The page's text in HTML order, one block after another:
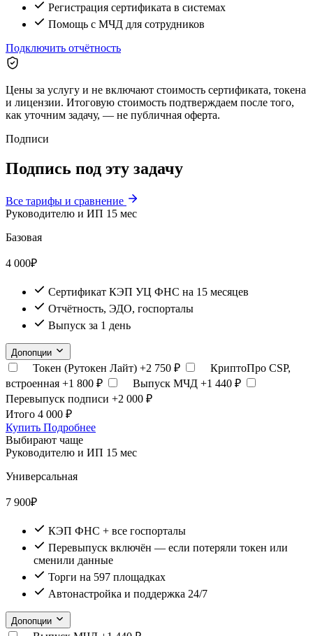
Регистрация сертификата в системах
Помощь с МЧД для сотрудников
Подключить отчётность
Цены за услугу и не включают стоимость сертификата, токена
и лицензии. Итоговую стоимость подтверждаем после того,
как уточним задачу, — не публичная оферта.
Подписи
Подпись под эту задачу
Все тарифы и сравнение
Руководителю и ИП 15 мес
Базовая
4 000₽
Сертификат КЭП УЦ ФНС на 15 месяцев
Отчётность, ЭДО, госпорталы
Выпуск за 1 день
Допопции
Токен (Рутокен Лайт) +2 750 ₽
КриптоПро CSP,
встроенная +1 800 ₽ Выпуск МЧД +1 440 ₽
Перевыпуск подписи +2 000 ₽
Итого 4 000 ₽
Купить Подробнее
Выбирают чаще
Руководителю и ИП 15 мес
Универсальная
7 900₽
КЭП ФНС + все госпорталы
Перевыпуск включён — если потеряли токен или
сменили данные
Торги на 597 площадках
Автонастройка и поддержка 24/7
Допопции